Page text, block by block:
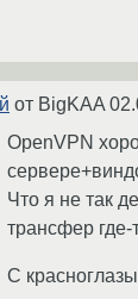
от BigKAA
OpenVPN
Что я не так
трансфер где-
С